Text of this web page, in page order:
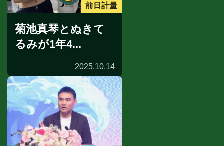
前日計量
菊池真琴とぬきて
るみが1年4...
2025.10.14